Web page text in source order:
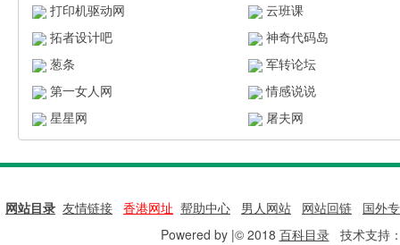
打印机驱动网
云班课
拓者设计吧
神奇代码岛
葱条
军转论坛
第一女人网
情感说说
星星网
屠夫网
网站目录 友情链接 香港网址 帮助中心 男人网站 网站回链
国外
Powered by |© 2018 百科目录技术支持